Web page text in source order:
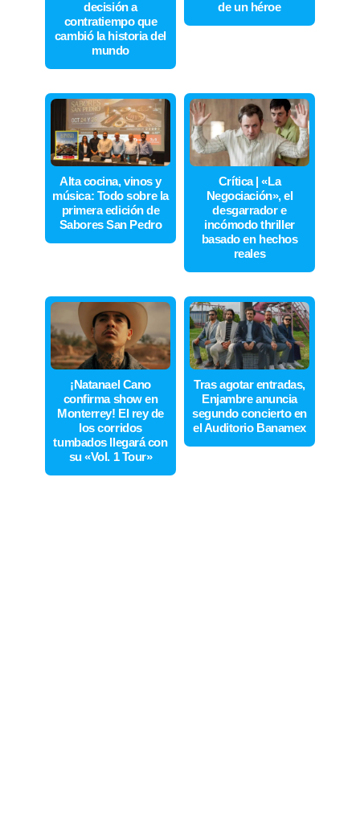
decisión a
contratiempo que
cambió la historia del
mundo
de un héroe
Alta cocina, vinos y
música: Todo sobre la
primera edición de
Sabores San Pedro
Crítica | «La
Negociación», el
desgarrador e
incómodo thriller
basado en hechos
reales
¡Natanael Cano
confirma show en
Monterrey! El rey de
los corridos
tumbados llegará con
su «Vol. 1 Tour»
Tras agotar entradas,
Enjambre anuncia
segundo concierto en
el Auditorio Banamex